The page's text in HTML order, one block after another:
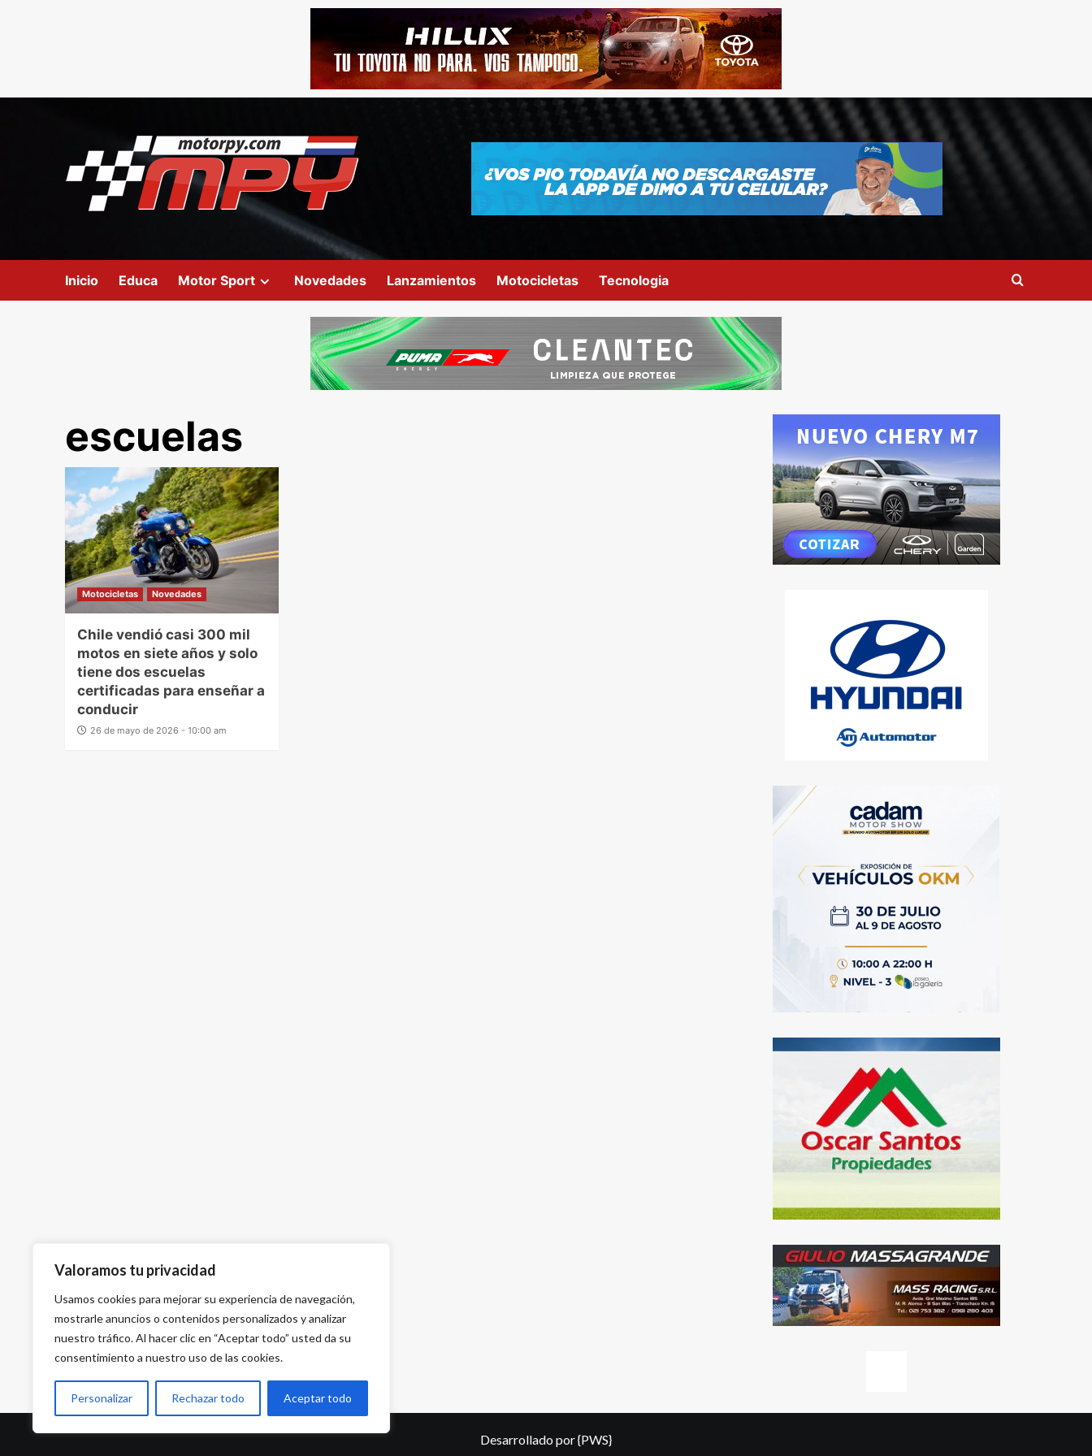
Valoramos tu privacidad
Usamos cookies para mejorar su experiencia de navegación,
mostrarle anuncios o contenidos personalizados y analizar
nuestro tráfico. Al hacer clic en “Aceptar todo” usted da su
consentimiento a nuestro uso de las cookies.
Personalizar Rechazar todo Aceptar todo
Inicio Educa Motor Sport Novedades Lanzamientos Motocicletas Tecnologia
escuelas
Motocicletas Novedades
Chile vendió casi 300 mil
motos en siete años y solo
tiene dos escuelas
certificadas para enseñar a
conducir
26 de mayo de 2026 - 10:00 am
Desarrollado por{PWS}